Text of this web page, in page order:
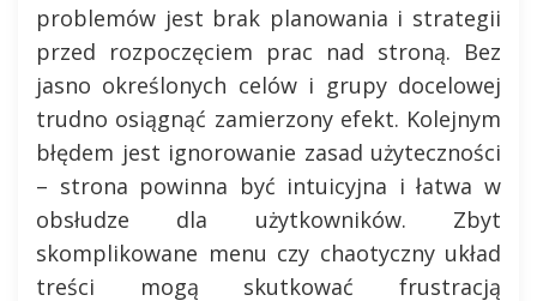
problemów jest brak planowania i strategii
przed rozpoczęciem prac nad stroną. Bez
jasno określonych celów i grupy docelowej
trudno osiągnąć zamierzony efekt. Kolejnym
błędem jest ignorowanie zasad użyteczności
– strona powinna być intuicyjna i łatwa w
obsłudze dla użytkowników. Zbyt
skomplikowane menu czy chaotyczny układ
treści mogą skutkować frustracją